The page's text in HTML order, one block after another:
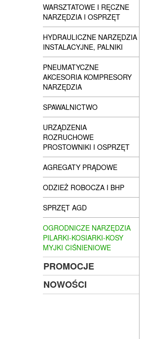
WARSZTATOWE I RĘCZNE
NARZĘDZIA I OSPRZĘT
HYDRAULICZNE NARZĘDZIA
INSTALACYJNE, PALNIKI
PNEUMATYCZNE
AKCESORIA KOMPRESORY
NARZĘDZIA
SPAWALNICTWO
URZĄDZENIA
ROZRUCHOWE
PROSTOWNIKI I OSPRZĘT
AGREGATY PRĄDOWE
ODZIEŻ ROBOCZA I BHP
SPRZĘT AGD
OGRODNICZE NARZĘDZIA
PILARKI-KOSIARKI-KOSY
MYJKI CIŚNIENIOWE
PROMOCJE
NOWOŚCI